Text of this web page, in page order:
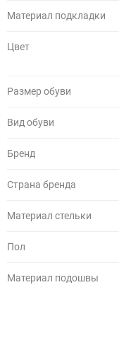
Материал подкладки
Цвет
Размер обуви
Вид обуви
Бренд
Страна бренда
Материал стельки
Пол
Материал подошвы